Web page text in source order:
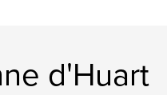
d'Huart